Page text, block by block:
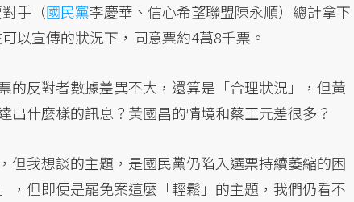
手（國民黨李慶華、信心希望聯盟陳永順）總計拿下
以宣傳的狀況下，同意票約4萬8千票。
的反對者數據差異不大，還算是「合理狀況」，但黃
出什麼樣的訊息？黃國昌的情境和蔡正元差很多？
但我想談的主題，是國民黨仍陷入選票持續萎縮的困
，但即便是罷免案這麼「輕鬆」的主題，我們仍看不